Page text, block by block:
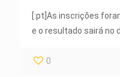
[:pt]As inscrições
e o resultado sairá no
0